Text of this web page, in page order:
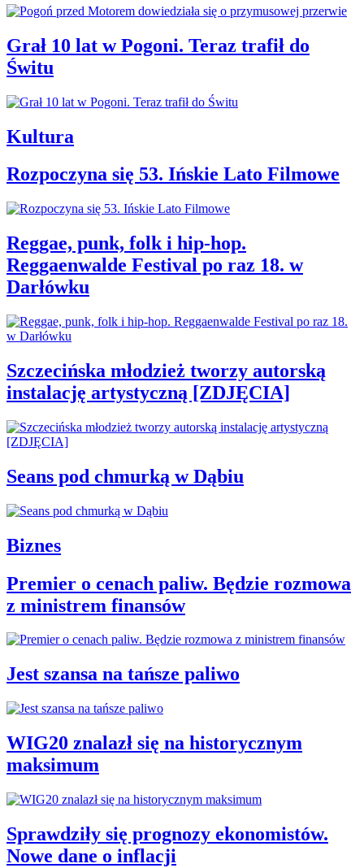
Grał 10 lat w Pogoni. Teraz trafił do
Świtu
Kultura
Rozpoczyna się 53. Ińskie Lato Filmowe
Reggae, punk, folk i hip-hop.
Reggaenwalde Festival po raz 18. w
Darłówku
Szczecińska młodzież tworzy autorską
instalację artystyczną [ZDJĘCIA]
Seans pod chmurką w Dąbiu
Biznes
Premier o cenach paliw. Będzie rozmowa
z ministrem finansów
Jest szansa na tańsze paliwo
WIG20 znalazł się na historycznym
maksimum
Sprawdziły się prognozy ekonomistów.
Nowe dane o inflacji